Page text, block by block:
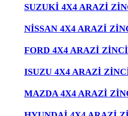
SUZUKİ 4X4 ARAZİ
NİSSAN 4X4 ARAZİ
FORD 4X4 ARAZİ
ISUZU 4X4 ARAZİ
MAZDA 4X4 ARAZİ